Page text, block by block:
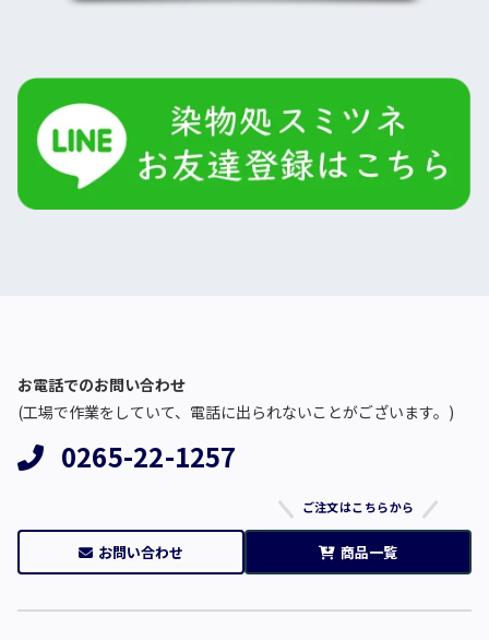
お電話でのお問い合わせ
(工場で作業をしていて、電話に出られないことがございます。)
0265-22-1257
お問い合わせ
ご注文はこちらから
商品一覧